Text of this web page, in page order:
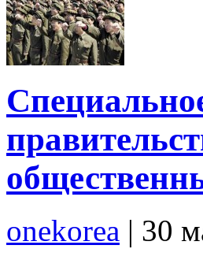
onekorea | 30